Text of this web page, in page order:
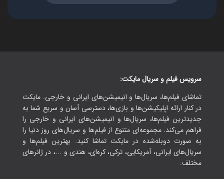
سرویس فیلم و سریال مایکت:
تماشای فیلم‌ها، سریال‌ها و انیمیشن‌های ایرانی و خارجی. مایکت
در کنار ارائه اپلیکیشن‌ها و بازی‌ها، دسترسی آسان و سریع شما به
جدیدترین فیلم‌ها، سریال‌ها و انیمیشن‌های ایرانی و خارجی را
فراهم می‌کند. مجموعه‌ای متنوع از فیلم‌ها و سریال‌های روز دنیا را
به صورت دوبله‌شده در مایکت تماشا کنید. بهترین فیلم‌ها و
سریال‌های ایرانی، آمریکایی، ترکی، کره‌ای، هندی و ...، در ژانرهای
مختلف.